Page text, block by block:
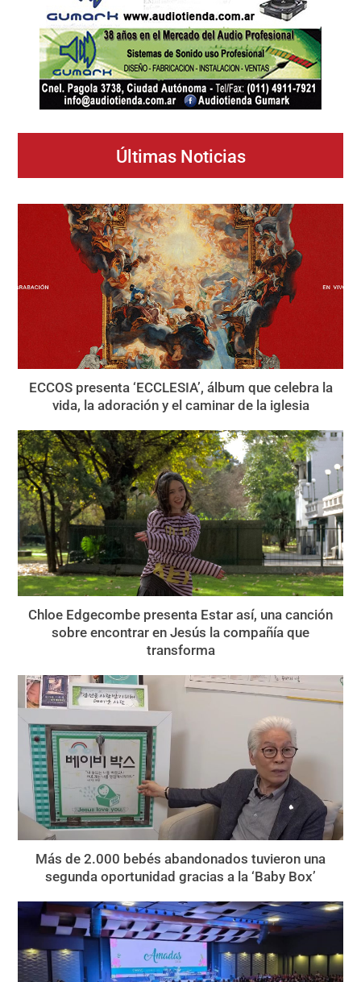
Últimas Noticias
ECCOS presenta ‘ECCLESIA’, álbum que celebra la
vida, la adoración y el caminar de la iglesia
Chloe Edgecombe presenta Estar así, una canción
sobre encontrar en Jesús la compañía que
transforma
Más de 2.000 bebés abandonados tuvieron una
segunda oportunidad gracias a la ‘Baby Box’